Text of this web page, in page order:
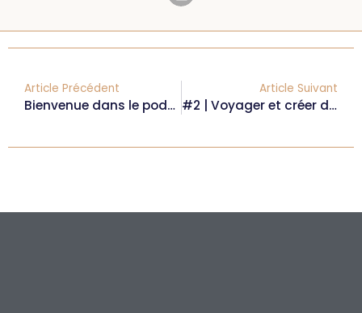
Article Précédent
Bienvenue dans le podcast Voyage & Entrepreneuriat Nouvelles Impulsions !
Article Suivant
#2 | Voyager et créer des guides de voyage digitaux – Avec Pauline de Littleweekends !